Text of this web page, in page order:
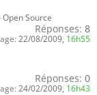
Source
Réponses: 8
22/08/2009, 16h55
Réponses: 0
24/02/2009, 16h43